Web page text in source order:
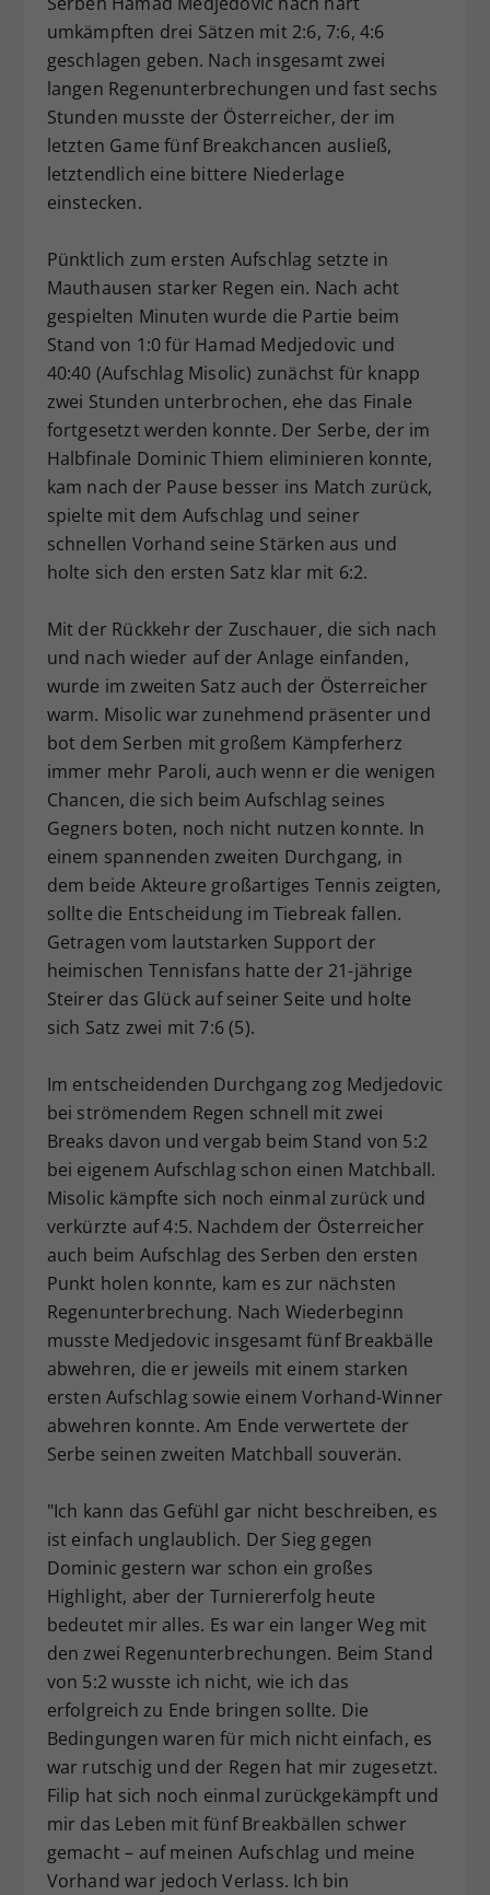
umkämpften drei Sätzen mit 2:6, 7:6, 4:6
geschlagen geben. Nach insgesamt zwei
langen Regenunterbrechungen und fast sechs
Stunden musste der Österreicher, der im
letzten Game fünf Breakchancen ausließ,
letztendlich eine bittere Niederlage
einstecken.
Pünktlich zum ersten Aufschlag setzte in
Mauthausen starker Regen ein. Nach acht
gespielten Minuten wurde die Partie beim
Stand von 1:0 für Hamad Medjedovic und
40:40 (Aufschlag Misolic) zunächst für knapp
zwei Stunden unterbrochen, ehe das Finale
fortgesetzt werden konnte. Der Serbe, der im
Halbfinale Dominic Thiem eliminieren konnte,
kam nach der Pause besser ins Match zurück,
spielte mit dem Aufschlag und seiner
schnellen Vorhand seine Stärken aus und
holte sich den ersten Satz klar mit 6:2.
Mit der Rückkehr der Zuschauer, die sich nach
und nach wieder auf der Anlage einfanden,
wurde im zweiten Satz auch der Österreicher
warm. Misolic war zunehmend präsenter und
bot dem Serben mit großem Kämpferherz
immer mehr Paroli, auch wenn er die wenigen
Chancen, die sich beim Aufschlag seines
Gegners boten, noch nicht nutzen konnte. In
einem spannenden zweiten Durchgang, in
dem beide Akteure großartiges Tennis zeigten,
sollte die Entscheidung im Tiebreak fallen.
Getragen vom lautstarken Support der
heimischen Tennisfans hatte der 21-jährige
Steirer das Glück auf seiner Seite und holte
sich Satz zwei mit 7:6 (5).
Im entscheidenden Durchgang zog Medjedovic
bei strömendem Regen schnell mit zwei
Breaks davon und vergab beim Stand von 5:2
bei eigenem Aufschlag schon einen Matchball.
Misolic kämpfte sich noch einmal zurück und
verkürzte auf 4:5. Nachdem der Österreicher
auch beim Aufschlag des Serben den ersten
Punkt holen konnte, kam es zur nächsten
Regenunterbrechung. Nach Wiederbeginn
musste Medjedovic insgesamt fünf Breakbälle
abwehren, die er jeweils mit einem starken
ersten Aufschlag sowie einem Vorhand-Winner
abwehren konnte. Am Ende verwertete der
Serbe seinen zweiten Matchball souverän.
"Ich kann das Gefühl gar nicht beschreiben, es
ist einfach unglaublich. Der Sieg gegen
Dominic gestern war schon ein großes
Highlight, aber der Turniererfolg heute
bedeutet mir alles. Es war ein langer Weg mit
den zwei Regenunterbrechungen. Beim Stand
von 5:2 wusste ich nicht, wie ich das
erfolgreich zu Ende bringen sollte. Die
Bedingungen waren für mich nicht einfach, es
war rutschig und der Regen hat mir zugesetzt.
Filip hat sich noch einmal zurückgekämpft und
mir das Leben mit fünf Breakbällen schwer
gemacht – auf meinen Aufschlag und meine
Vorhand war jedoch Verlass. Ich bin
Zweck
Dieser Wert speichert Ihre Consent-
Einstellungen. Unter anderem eine
zufällig generierte ID, für die
historische Speicherung Ihrer
vorgenommen Einstellungen, falls der
Webseiten-Betreiber dies eingestellt
hat.